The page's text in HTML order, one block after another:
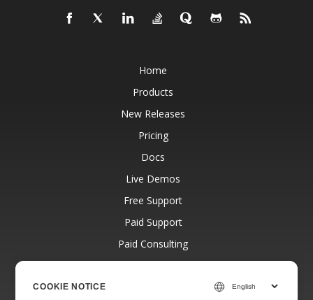
Home
Products
New Releases
Pricing
Docs
Live Demos
Free Support
Paid Support
Paid Consulting
Blog
COOKIE NOTICE